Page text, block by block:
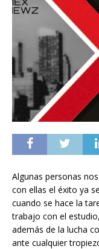
Algunas personas
con ellas el éxito ya
cuando se hace la
trabajo con el
además de la lucha
ante cualquier